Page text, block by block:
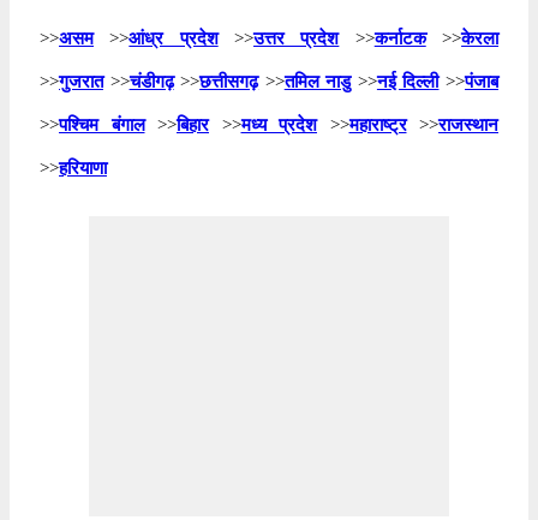
>>असम>>आंध्र प्रदेश>>उत्तर प्रदेश>>कर्नाटक>>केरला
>>गुजरात>>चंडीगढ़>>छत्तीसगढ़>>तमिल नाडु>>नई दिल्ली>>पंजाब
>>पश्चिम बंगाल>>बिहार>>मध्य प्रदेश>>महाराष्ट्र>>राजस्थान
>>हरियाणा